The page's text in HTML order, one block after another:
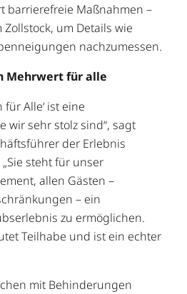
barrierefreie Maßnahmen –
um Details wie
nachzumessen.
Mehrwert für alle
für Alle‘ ist eine
wir sehr stolz sind“, sagt
der Erlebnis
steht für unser
allen Gästen –
– ein
zu ermöglichen.
Teilhabe und ist ein echter
mit Behinderungen